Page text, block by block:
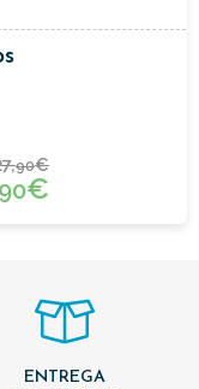
90€
90€
ENTREGA